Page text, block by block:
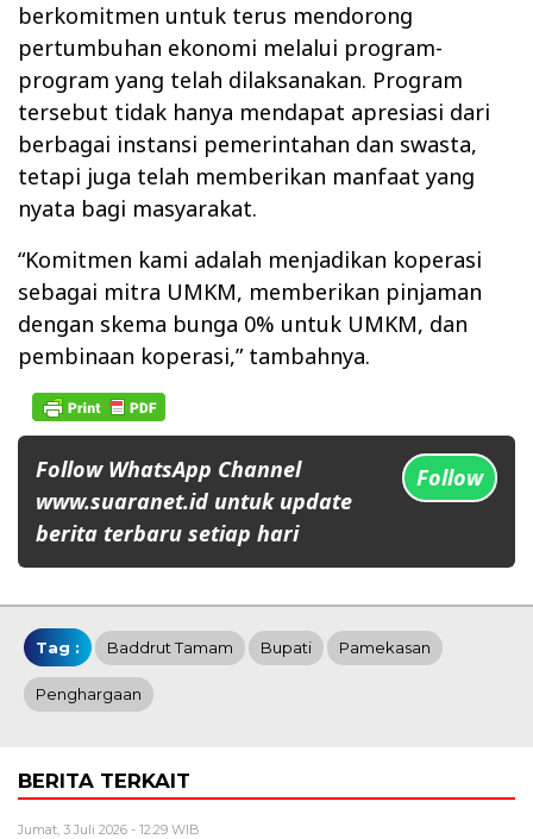
berkomitmen untuk terus mendorong
pertumbuhan ekonomi melalui program-
program yang telah dilaksanakan. Program
tersebut tidak hanya mendapat apresiasi dari
berbagai instansi pemerintahan dan swasta,
tetapi juga telah memberikan manfaat yang
nyata bagi masyarakat.
“Komitmen kami adalah menjadikan koperasi
sebagai mitra UMKM, memberikan pinjaman
dengan skema bunga 0% untuk UMKM, dan
pembinaan koperasi,” tambahnya.
Follow WhatsApp Channel
www.suaranet.id untuk update
berita terbaru setiap hari
Follow
Tag : Baddrut Tamam Bupati Pamekasan
Penghargaan
BERITA TERKAIT
Jumat, 3 Juli 2026 - 12:29 WIB